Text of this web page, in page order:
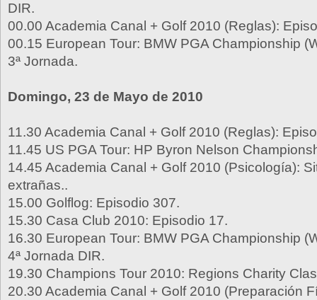
DIR.
00.00 Academia Canal + Golf 2010 (Reglas):
00.15 European Tour: BMW PGA Championship
3ª Jornada.
Domingo, 23 de Mayo de 2010
11.30 Academia Canal + Golf 2010 (Reglas):
11.45 US PGA Tour: HP Byron Nelson
14.45 Academia Canal + Golf 2010 (Psicología):
extrañas..
15.00 Golflog: Episodio 307.
15.30 Casa Club 2010: Episodio 17.
16.30 European Tour: BMW PGA Championship
4ª Jornada DIR.
19.30 Champions Tour 2010: Regions Charity
20.30 Academia Canal + Golf 2010 (Preparación